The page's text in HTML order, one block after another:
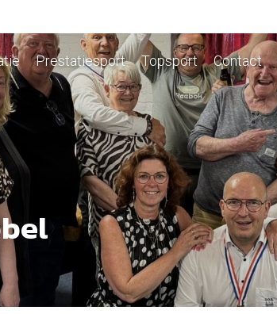
Prestatiesport Topsport Contact